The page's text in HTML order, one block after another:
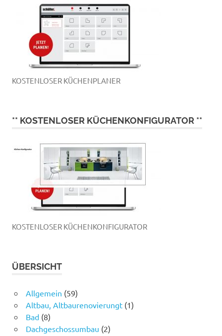
KOSTENLOSER KÜCHENPLANER
** KOSTENLOSER KÜCHENKONFIGURATOR **
KOSTENLOSER KÜCHENKONFIGURATOR
ÜBERSICHT
Allgemein (59)
Altbau, Altbaurenovierungt(1)
Bad(8)
Dachgeschossumbau (2)